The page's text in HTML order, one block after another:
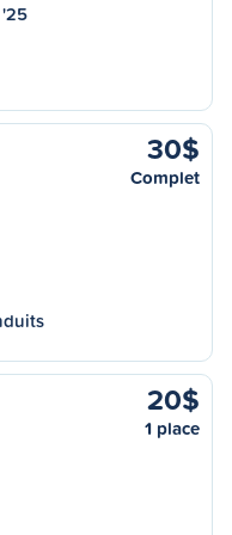
30$
Complet
20$
1 place